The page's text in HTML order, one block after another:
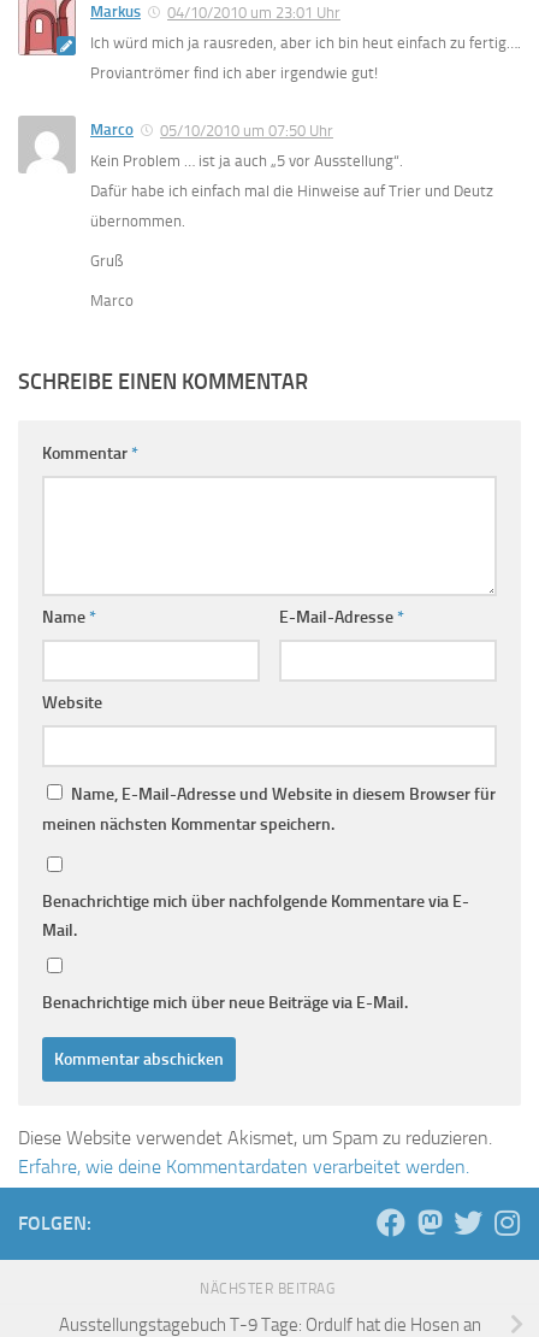
Markus
04/10/2010 um 23:01 Uhr
Ich würd mich ja rausreden, aber ich bin heut einfach zu fertig….
Proviantrömer find ich aber irgendwie gut!
Marco
05/10/2010 um 07:50 Uhr
Kein Problem … ist ja auch „5 vor Ausstellung“.
Dafür habe ich einfach mal die Hinweise auf Trier und Deutz
übernommen.
Gruß
Marco
SCHREIBE EINEN KOMMENTAR
Kommentar*
Name* E-Mail-Adresse*
Website
Name, E-Mail-Adresse und Website in diesem Browser für
meinen nächsten Kommentar speichern.
Benachrichtige mich über nachfolgende Kommentare via E-
Mail.
Benachrichtige mich über neue Beiträge via E-Mail.
Diese Website verwendet Akismet, um Spam zu reduzieren.
Erfahre, wie deine Kommentardaten verarbeitet werden.
FOLGEN:
NÄCHSTER BEITRAG
Ausstellungstagebuch T-9 Tage: Ordulf hat die Hosen an